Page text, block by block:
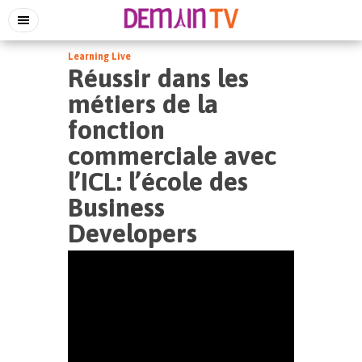
Learning Live
Réussir dans les
métiers de la
fonction
commerciale avec
l’ICL: l’école des
Business
Developers